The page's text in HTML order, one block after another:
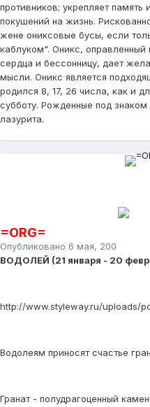
противников; укрепляет память
покушений на жизнь.
жене ониксовые бусы, если
каблуком". Оникс,
сердца и бессонницу, дает
мысли. Оникс является
родился 8, 17, 26 числа, как и
субботу. Рожденные под
лазурита.
=ORG=
Опубликовано 6 мая, 2008
ВОДОЛЕЙ (21 января - 20
http://www.styleway.ru/uploads/
Водолеям приносят счастье
Гранат - полудрагоценный